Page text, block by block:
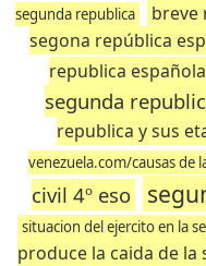
segunda republica
breve
segona república
republica española
segunda
republica y sus
venezuela.com/causas de
civil 4º eso
situacion del ejercito en la
produce la caida de